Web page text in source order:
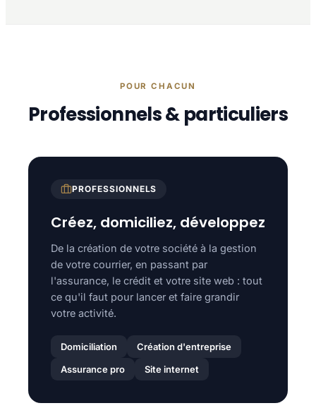
POUR CHACUN
Professionnels & particuliers
PROFESSIONNELS
Créez, domiciliez, développez
De la création de votre société à la gestion
de votre courrier, en passant par
l'assurance, le crédit et votre site web : tout
ce qu'il faut pour lancer et faire grandir
votre activité.
Domiciliation
Création d'entreprise
Assurance pro
Site internet